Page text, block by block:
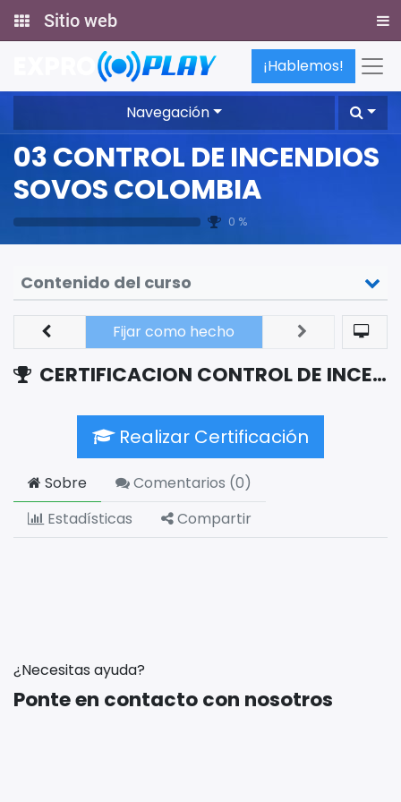
Sitio web
¡Hablemos!
Navegación
03 CONTROL DE INCENDIOS
SOVOS COLOMBIA
0 %
Contenido del curso
CERTIFICACION CONTROL DE INCENDIOS SOVOS COLOMBIA
Fijar como hecho
Realizar Certificación
Sobre Comentarios (0)
Estadísticas
Compartir
¿Necesitas ayuda?
Ponte en contacto con nosotros